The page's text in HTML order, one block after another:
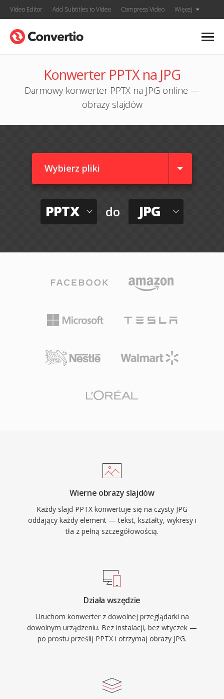
Video Editor Add Subtitles to Video Compress Video Więcej
Konwerter PPTX na JPG
Darmowy konwerter PPTX na JPG online —
obrazy slajdów
Wybierz pliki
PPTX do JPG
Wierne obrazy slajdów
Każdy slajd PPTX konwertuje się na czysty JPG
oddający każdy element — tekst, kształty, wykresy i
tła z pełną szczegółowością.
Działa wszędzie
Uruchom konwerter z dowolnej przeglądarki na
dowolnym urządzeniu. Bez instalacji, bez wtyczek —
po prostu prześlij PPTX i otrzymaj obrazy JPG.